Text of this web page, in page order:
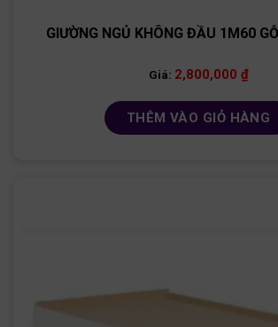
GIƯỜNG NGỦ KHÔNG ĐẦU 1M60
Giá: 2,800,000 ₫
THÊM VÀO GIỎ HÀNG